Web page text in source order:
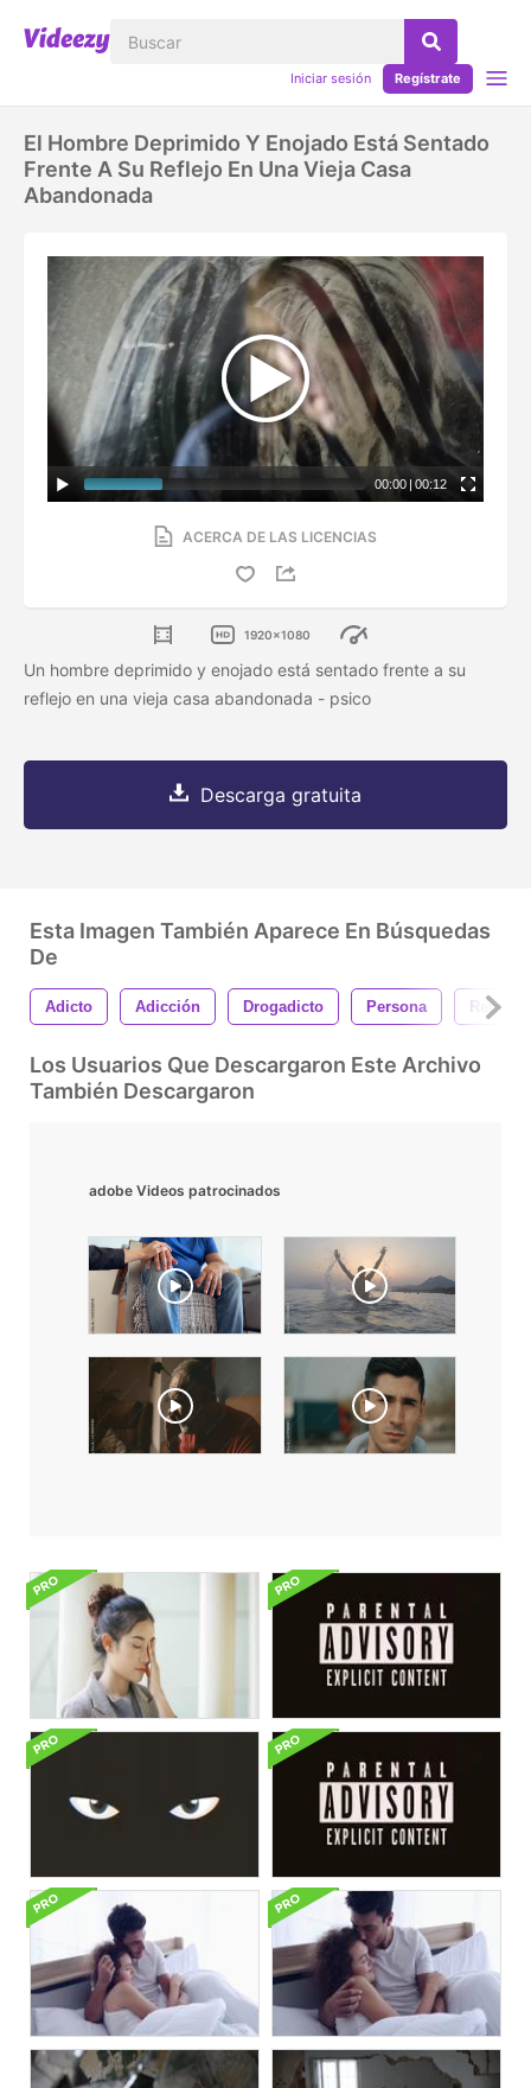
Iniciar sesión Regístrate
El Hombre Deprimido Y Enojado Está Sentado
Frente A Su Reflejo En Una Vieja Casa
Abandonada
00:00 | 00:12
ACERCA DE LAS LICENCIAS
1920x1080
Un hombre deprimido y enojado está sentado frente a su
reflejo en una vieja casa abandonada - psico
Descarga gratuita
Esta Imagen También Aparece En Búsquedas
De
Adicto Adicción Drogadicto Persona Retrato
Los Usuarios Que Descargaron Este Archivo
También Descargaron
adobe Videos patrocinados